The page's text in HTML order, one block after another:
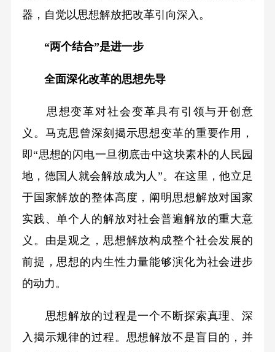
器，自觉以思想解放把改革引向深入。
“两个结合”是进一步
全面深化改革的思想先导
思想变革对社会变革具有引领与开创意
义。马克思曾深刻揭示思想变革的重要作用，
即“思想的闪电一旦彻底击中这块素朴的人民园
地，德国人就会解放成为人”。在这里，他立足
于国家解放的整体高度，阐明思想解放对国家
实践、单个人的解放对社会普遍解放的重大意
义。由是观之，思想解放构成整个社会发展的
前提，思想的内生性力量能够演化为社会进步
的动力。
思想解放的过程是一个不断探索真理、深
入揭示规律的过程。思想解放不是盲目的，并